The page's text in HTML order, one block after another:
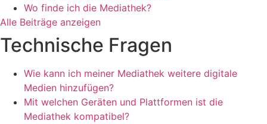
Wo finde ich die Mediathek?
Alle Beiträge anzeigen
Technische Fragen
Wie kann ich meiner Mediathek weitere digitale
Medien hinzufügen?
Mit welchen Geräten und Plattformen ist die
Mediathek kompatibel?